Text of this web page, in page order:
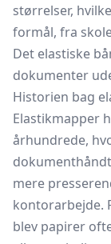
størrelser,
formål, fra
Det elastiske
dokumenter
Historien bag
Elastikmapper
århundrede,
mere
kontorarbejde.
blev papirer